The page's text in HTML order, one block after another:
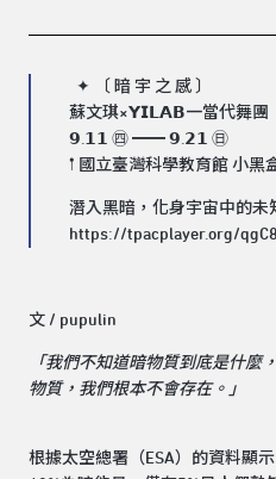
​ ✦ 〔 暗 宇 之 感 〕
蘇文琪×𝗬𝗜𝗟𝗔𝗕一當代舞團
𝟵.𝟭𝟭 ㊃ ━━ 𝟵.𝟮𝟭 ㊐
𖡡 國立臺灣科學教育館 小黑
潛入黑暗，化身宇宙中的
https://tpacplayer.org/
文 / pupulin
「我們不知道暗物質到底是什麼
物質，我們根本不會存在。」
根據太空總署（ESA）的資料顯